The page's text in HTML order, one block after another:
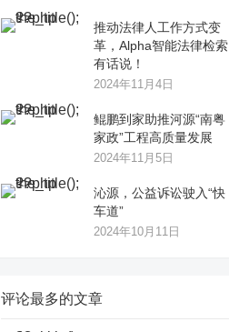
推动法律人工作方式变
革，Alpha智能法律检索
有话说！
2024年11月4日
鲲鹏到家助推河源“南粤
家政”工程高质量发展
2024年11月5日
沁源，公益诉讼驶入“快
车道”
2024年10月11日
评论最多的文章